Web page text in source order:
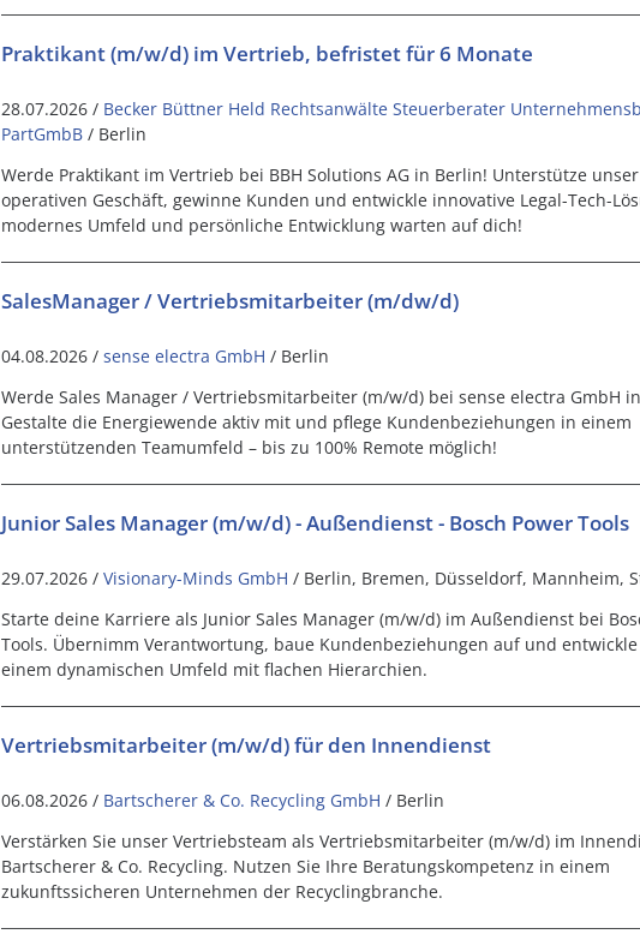
Praktikant (m/w/d) im Vertrieb, befristet für 6 Monate
28.07.2026 / Becker Büttner Held Rechtsanwälte Steuerberater
PartGmbB / Berlin
Werde Praktikant im Vertrieb bei BBH Solutions AG in Berlin! Unterstütze
operativen Geschäft, gewinne Kunden und entwickle innovative Legal-Tech-
modernes Umfeld und persönliche Entwicklung warten auf dich!
SalesManager / Vertriebsmitarbeiter (m/dw/d)
04.08.2026 / sense electra GmbH / Berlin
Werde Sales Manager / Vertriebsmitarbeiter (m/w/d) bei sense electra GmbH
Gestalte die Energiewende aktiv mit und pflege Kundenbeziehungen in einem
unterstützenden Teamumfeld – bis zu 100% Remote möglich!
Junior Sales Manager (m/w/d) - Außendienst - Bosch Power Tools
29.07.2026 / Visionary-Minds GmbH / Berlin, Bremen, Düsseldorf, Mannheim,
Starte deine Karriere als Junior Sales Manager (m/w/d) im Außendienst bei
Tools. Übernimm Verantwortung, baue Kundenbeziehungen auf und
einem dynamischen Umfeld mit flachen Hierarchien.
Vertriebsmitarbeiter (m/w/d) für den Innendienst
06.08.2026 / Bartscherer & Co. Recycling GmbH / Berlin
Verstärken Sie unser Vertriebsteam als Vertriebsmitarbeiter (m/w/d) im
Bartscherer & Co. Recycling. Nutzen Sie Ihre Beratungskompetenz in einem
zukunftssicheren Unternehmen der Recyclingbranche.